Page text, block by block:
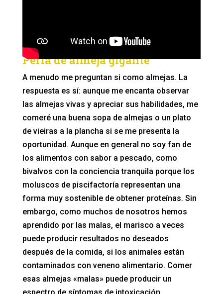
Perla de almeja gigante
A menudo me preguntan si como almejas. La
respuesta es sí: aunque me encanta observar
las almejas vivas y apreciar sus habilidades, me
comeré una buena sopa de almejas o un plato
de vieiras a la plancha si se me presenta la
oportunidad. Aunque en general no soy fan de
los alimentos con sabor a pescado, como
bivalvos con la conciencia tranquila porque los
moluscos de piscifactoría representan una
forma muy sostenible de obtener proteínas. Sin
embargo, como muchos de nosotros hemos
aprendido por las malas, el marisco a veces
puede producir resultados no deseados
después de la comida, si los animales están
contaminados con veneno alimentario. Comer
esas almejas «malas» puede producir un